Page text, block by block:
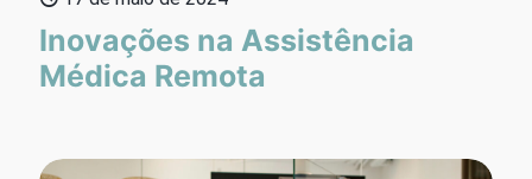
Inovações na Assistência
Médica Remota